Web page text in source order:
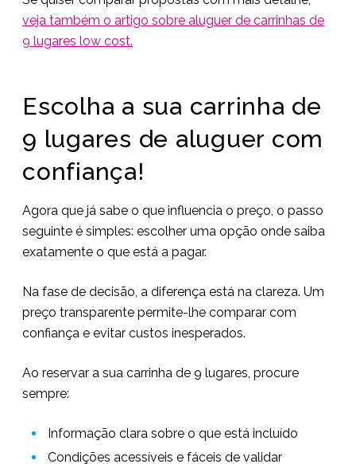
veja também o artigo sobre aluguer de carrinhas de
9 lugares low cost.
Escolha a sua carrinha de
9 lugares de aluguer com
confiança!
Agora que já sabe o que influencia o preço, o passo
seguinte é simples: escolher uma opção onde saiba
exatamente o que está a pagar.
Na fase de decisão, a diferença está na clareza. Um
preço transparente permite-lhe comparar com
confiança e evitar custos inesperados.
Ao reservar a sua carrinha de 9 lugares, procure
sempre:
Informação clara sobre o que está incluído
Condições acessíveis e fáceis de validar